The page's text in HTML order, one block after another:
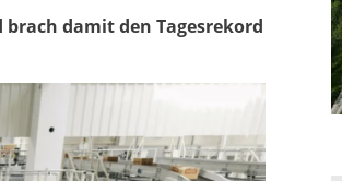
brach damit den Tagesrekord